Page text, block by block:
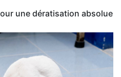
une dératisation absolue